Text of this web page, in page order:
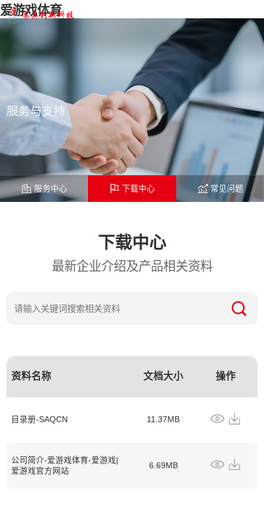
爱游戏体育
服务与支持
服务中心 下载中心 常见问题
下载中心
最新企业介绍及产品相关资料
资料名称 文档大小 操作
目录册-SAQCN 11.37MB
公司简介-爱游戏体育-爱游戏|
爱游戏官方网站
6.69MB